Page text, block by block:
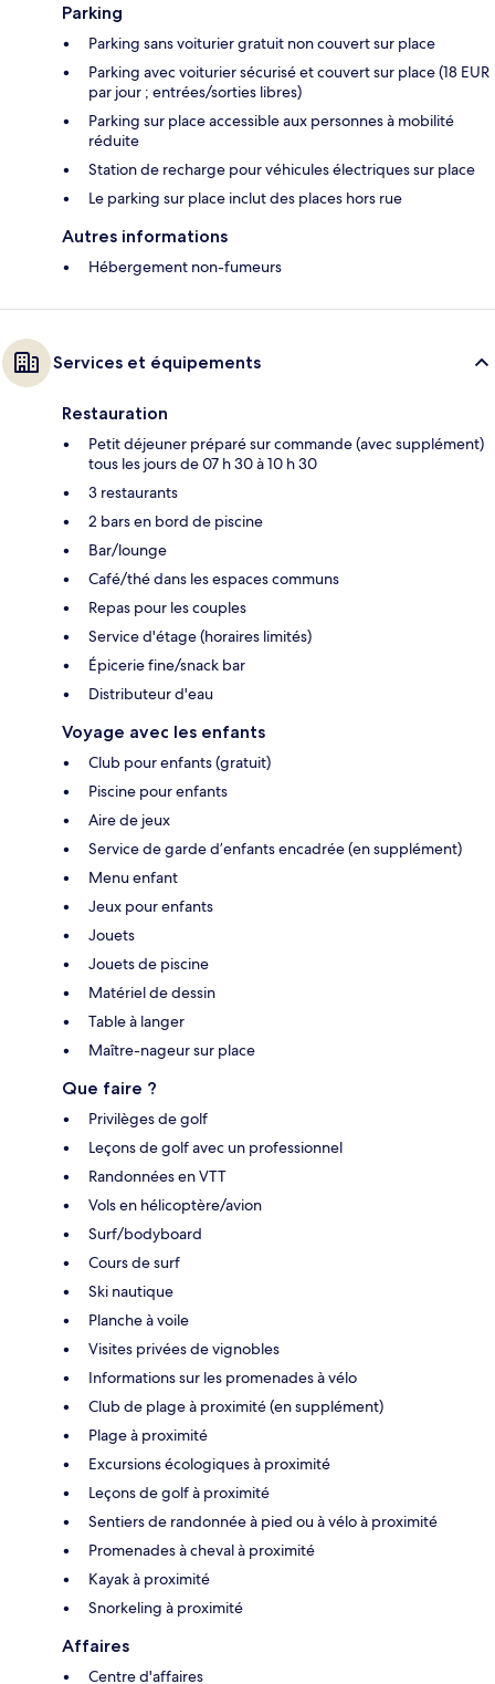
Parking
Parking sans voiturier gratuit non couvert sur place
Parking avec voiturier sécurisé et couvert sur place (18 EUR
par jour ; entrées/sorties libres)
Parking sur place accessible aux personnes à mobilité
réduite
Station de recharge pour véhicules électriques sur place
Le parking sur place inclut des places hors rue
Autres informations
Hébergement non-fumeurs
Services et équipements
Restauration
Petit déjeuner préparé sur commande (avec supplément)
tous les jours de 07 h 30 à 10 h 30
3 restaurants
2 bars en bord de piscine
Bar/lounge
Café/thé dans les espaces communs
Repas pour les couples
Service d'étage (horaires limités)
Épicerie fine/snack bar
Distributeur d'eau
Voyage avec les enfants
Club pour enfants (gratuit)
Piscine pour enfants
Aire de jeux
Service de garde d’enfants encadrée (en supplément)
Menu enfant
Jeux pour enfants
Jouets
Jouets de piscine
Matériel de dessin
Table à langer
Maître-nageur sur place
Que faire ?
Privilèges de golf
Leçons de golf avec un professionnel
Randonnées en VTT
Vols en hélicoptère/avion
Surf/bodyboard
Cours de surf
Ski nautique
Planche à voile
Visites privées de vignobles
Informations sur les promenades à vélo
Club de plage à proximité (en supplément)
Plage à proximité
Excursions écologiques à proximité
Leçons de golf à proximité
Sentiers de randonnée à pied ou à vélo à proximité
Promenades à cheval à proximité
Kayak à proximité
Snorkeling à proximité
Affaires
Centre d'affaires